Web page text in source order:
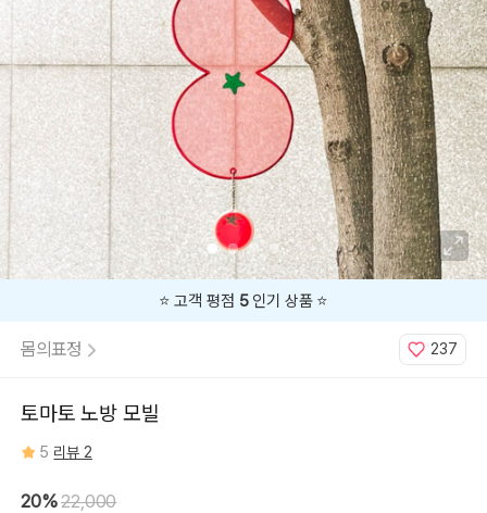
지금 20% 할인 중 🔥
몸의표정 237
토마토 노방 모빌
5 리뷰 2
20%22,000